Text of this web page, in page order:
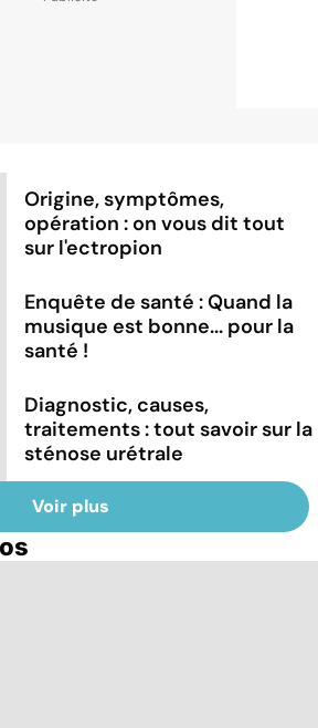
Origine, symptômes,
opération : on vous dit tout
sur l'ectropion
Enquête de santé : Quand la
musique est bonne... pour la
santé !
Diagnostic, causes,
traitements : tout savoir sur la
sténose urétrale
Voir plus